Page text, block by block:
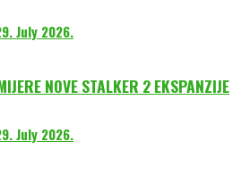
July 2026.
NOVE STALKER 2 EKSPANZIJE
July 2026.